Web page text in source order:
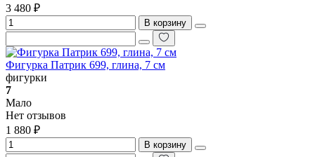
3 480 ₽
В корзину
Фигурка Патрик 699, глина, 7 см
фигурки
7
Мало
Нет отзывов
1 880 ₽
В корзину